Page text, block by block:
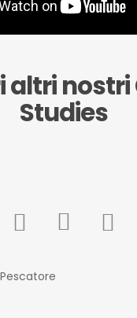
altri nostri
Studies